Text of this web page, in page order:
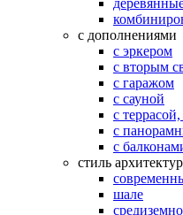
с дополнениями
с эркером
с вторым
с гаражом
с сауной
с
с
с
стиль
шале